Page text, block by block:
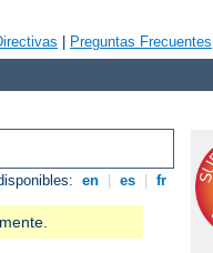
Preguntas Frecuentes
en es fr